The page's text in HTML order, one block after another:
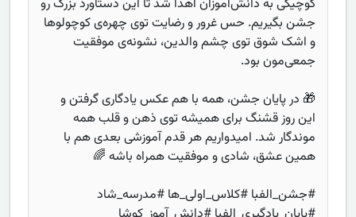
کوچیکی به دانش‌آموزان اهدا شد تا این دستاورد بزرگ رو
جشن بگیریم. حس غرور و رضایت توی چهره‌ی کوچولوها
و اشک شوق توی چشم والدین، نشونه‌ی موفقیت
جمعی‌مون بود.
🎁 در پایان جشن، همه با هم عکس یادگاری گرفتن و
این روز قشنگ برای همیشه توی ذهن و قلب همه
موندگار شد. امیدواریم هر قدم آموزشی بعدی هم با
همین عشق، شادی و موفقیت همراه باشه 🌈
#جشن_الفبا #کلاس_اولی_ها #مدرسه_شاد